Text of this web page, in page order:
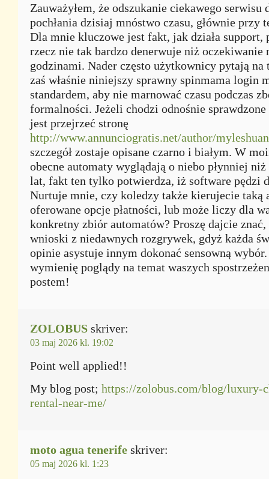
Zauważyłem, że odszukanie ciekawego serwisu
pochłania dzisiaj mnóstwo czasu, głównie przy
Dla mnie kluczowe jest fakt, jak działa support,
rzecz nie tak bardzo denerwuje niż oczekiwanie
godzinami. Nader często użytkownicy pytają na
zaś właśnie niniejszy sprawny spinmama login
standardem, aby nie marnować czasu podczas
formalności. Jeżeli chodzi odnośnie
jest przejrzeć stronę
http://www.annunciogratis.net/author/
szczegół zostaje opisane czarno i białym. W
obecne automaty wyglądają o niebo płynniej
lat, fakt ten tylko potwierdza, iż software pędzi
Nurtuje mnie, czy koledzy także kierujecie taką
oferowane opcje płatności, lub może liczy dla
konkretny zbiór automatów? Proszę dajcie znać,
wnioski z niedawnych rozgrywek, gdyż każda
opinie asystuje innym dokonać sensowną
wymienię poglądy na temat waszych
postem!
ZOLOBUS skriver:
03 maj 2026 kl. 19:02
Point well applied!!
My blog post; https://zolobus.com/blog/luxury-
rental-near-me/
moto agua tenerife skriver:
05 maj 2026 kl. 1:23